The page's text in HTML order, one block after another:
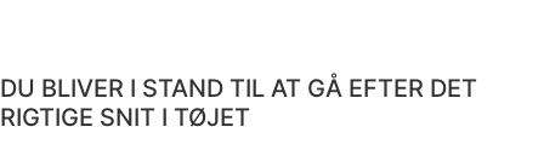
DU BLIVER I STAND TIL AT GÅ EFTER DET
RIGTIGE SNIT I TØJET